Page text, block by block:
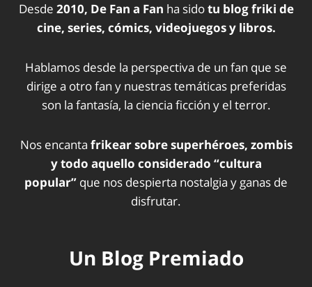
Desde 2010, De Fan a Fan ha sidotu blog friki de
cine, series, cómics, videojuegos y libros.
Hablamos desde la perspectiva de un fan que se
dirige a otro fan y nuestras temáticas preferidas
son la fantasía, la ciencia ficción y el terror.
Nos encanta frikear sobre superhéroes, zombis
y todo aquello considerado “cultura
popular” que nos despierta nostalgia y ganas de
disfrutar.
Un Blog Premiado